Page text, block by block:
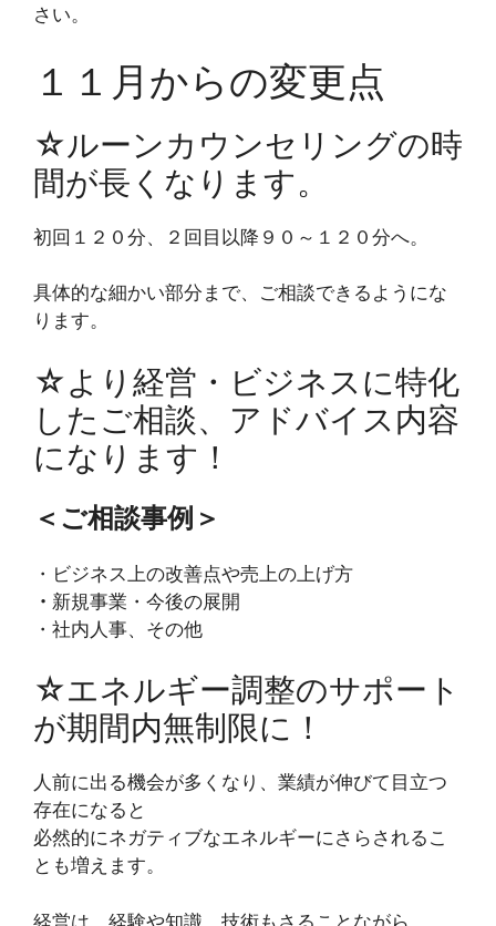
さい。
１１月からの変更点
☆ルーンカウンセリングの時
間が長くなります。
初回１２０分、２回目以降９０～１２０分へ。
具体的な細かい部分まで、ご相談できるようにな
ります。
☆より経営・ビジネスに特化
したご相談、アドバイス内容
になります！
＜ご相談事例＞
・ビジネス上の改善点や売上の上げ方
・ 新規事業・今後の展開
・社内人事、その他
☆エネルギー調整のサポート
が期間内無制限に！
人前に出る機会が多くなり、業績が伸びて目立つ
存在になると
必然的にネガティブなエネルギーにさらされるこ
とも増えます。
経営は、経験や知識、技術もさることながら、